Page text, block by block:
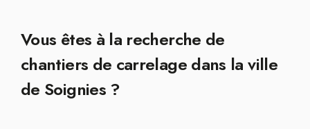
Vous êtes à la recherche de
chantiers de carrelage dans la ville
de Soignies ?